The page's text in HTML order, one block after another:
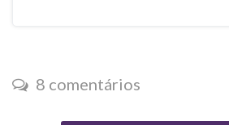
8 comentários